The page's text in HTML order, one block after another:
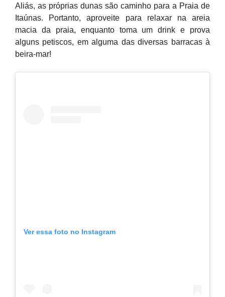
Aliás, as próprias dunas são caminho para a Praia de
Itaúnas. Portanto, aproveite para relaxar na areia
macia da praia, enquanto toma um drink e prova
alguns petiscos, em alguma das diversas barracas à
beira-mar!
Ver essa foto no Instagram